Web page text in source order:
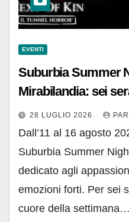
EVENTI
Suburbia Summer
Mirabilandia: sei
28 LUGLIO 2026
Dall’11 al 16 agosto
Suburbia Summer
dedicato agli
emozioni forti. Per sei
cuore della settimana…